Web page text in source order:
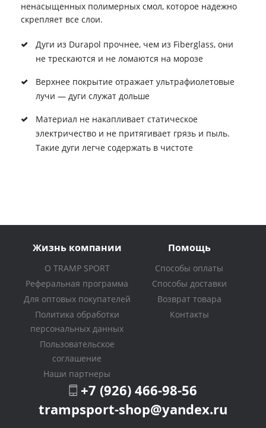
ненасыщенных полимерных смол, которое надежно
скрепляет все слои.
Дуги из Durapol прочнее, чем из Fiberglass, они
не трескаются и не ломаются на морозе
Верхнее покрытие отражает ультрафиолетовые
лучи — дуги служат дольше
Материал не накапливает статическое
электричество и не притягивает грязь и пыль.
Такие дуги легче содержать в чистоте
Жизнь компании
О TRAMP SPORT
Реферальная программа
Для оптовых покупателей
Политика обработки
персональных данных
Пользовательское
соглашение
Наши партнеры
Помощь
Способы оплаты
Способы доставки
Возврат товара
Контакты
+7 (926) 466-98-56
trampsport-shop@yandex.ru